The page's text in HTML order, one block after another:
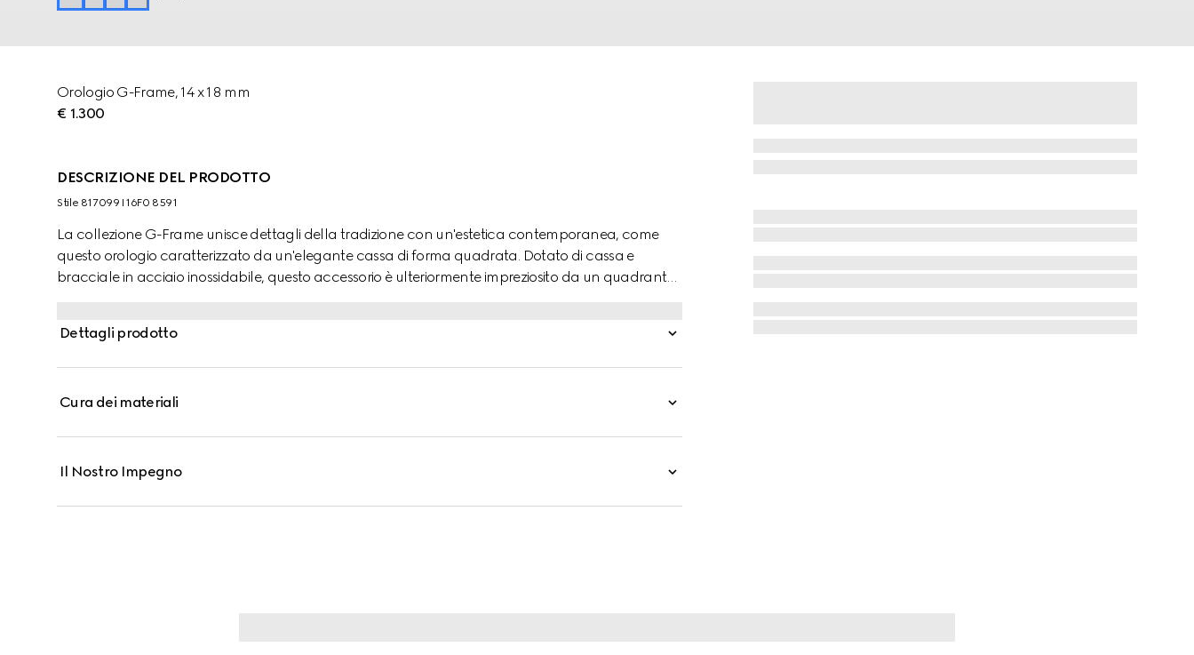
Orologio G-Frame, 14 x 18 mm
€ 1.300
DESCRIZIONE DEL PRODOTTO
Stile ‎817099 I16F0 8591
La collezione G-Frame unisce dettagli della tradizione con un'estetica contemporanea, come
questo orologio caratterizzato da un'elegante cassa di forma quadrata. Dotato di cassa e
bracciale in acciaio inossidabile, questo accessorio è ulteriormente impreziosito da un quadrante
Dettagli prodotto
Cura dei materiali
Il Nostro Impegno